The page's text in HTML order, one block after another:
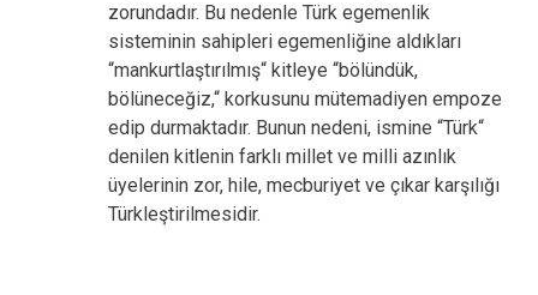
zorundadır. Bu nedenle Türk egemenlik
sisteminin sahipleri egemenliğine aldıkları
“mankurtlaştırılmış“ kitleye “bölündük,
bölüneceğiz,“ korkusunu mütemadiyen empoze
edip durmaktadır. Bunun nedeni, ismine “Türk“
denilen kitlenin farklı millet ve milli azınlık
üyelerinin zor, hile, mecburiyet ve çıkar karşılığı
Türkleştirilmesidir.